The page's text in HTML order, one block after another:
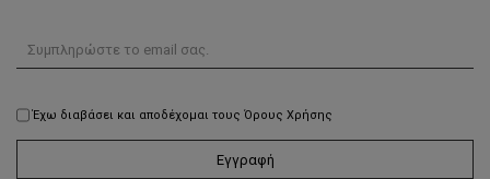
Έχω διαβάσει και αποδέχομαι τους Όρους Χρήσης
Εγγραφή